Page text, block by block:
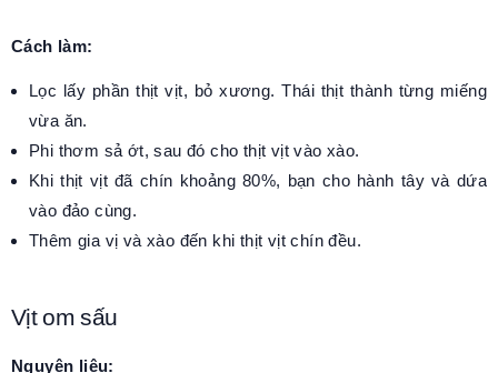
Cách làm:
Lọc lấy phần thịt vịt, bỏ xương. Thái thịt thành từng miếng
vừa ăn.
Phi thơm sả ớt, sau đó cho thịt vịt vào xào.
Khi thịt vịt đã chín khoảng 80%, bạn cho hành tây và dứa
vào đảo cùng.
Thêm gia vị và xào đến khi thịt vịt chín đều.
Vịt om sấu
Nguyên liệu: